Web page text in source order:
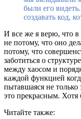
были его
создавать код,
И все же я верю, что
не потому, что оно
потому, что
заботиться о
между хаосом и
каждой функцией
пытавшаяся не только
это прекрасным. Хотя
Читайте также: